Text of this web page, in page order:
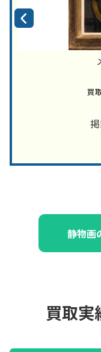
静物画
買取